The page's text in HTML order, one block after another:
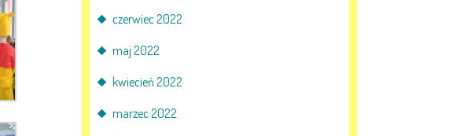
czerwiec 2022
maj 2022
kwiecień 2022
marzec 2022